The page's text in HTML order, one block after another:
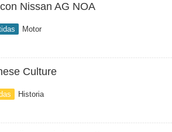
Nissan AG NOA
Motor
Culture
Historia